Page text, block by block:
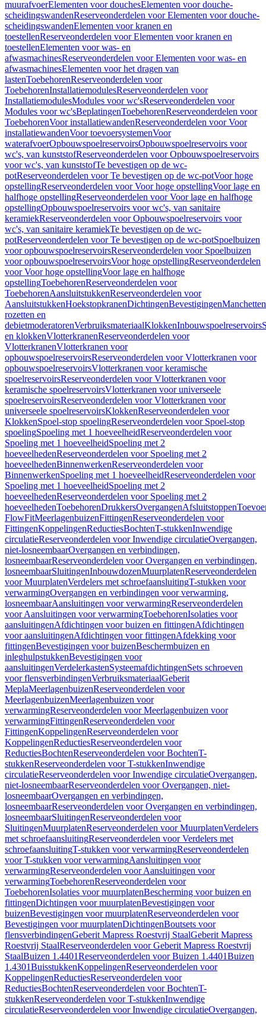
muurafvoerElementen voor douchesElementen voor douche-
scheidingswandenReserveonderdelen voor Elementen voor douche-
scheidingswandenElementen voor kranen en
toestellenReserveonderdelen voor Elementen voor kranen en
toestellenElementen voor was- en
afwasmachinesReserveonderdelen voor Elementen voor was- en
afwasmachinesElementen voor het dragen van
lastenToebehorenReserveonderdelen voor
ToebehorenInstallatiemodulesReserveonderdelen voor
InstallatiemodulesModules voor wc'sReserveonderdelen voor
Modules voor wc'sBeplatingenToebehorenReserveonderdelen voor
ToebehorenVoor installatiewandenReserveonderdelen voor Voor
installatiewandenVoor toevoersystemenVoor
waterafvoerOpbouwspoelreservoirsOpbouwspoelreservoirs voor
wc's, van kunststofReserveonderdelen voor Opbouwspoelreservoirs
voor wc's, van kunststofTe bevestigen op de wc-
potReserveonderdelen voor Te bevestigen op de wc-potVoor hoge
opstellingReserveonderdelen voor Voor hoge opstellingVoor lage en
halfhoge opstellingReserveonderdelen voor Voor lage en halfhoge
opstellingOpbouwspoelreservoirs voor wc's, van sanitaire
keramiekReserveonderdelen voor Opbouwspoelreservoirs voor
wc's, van sanitaire keramiekTe bevestigen op de wc-
potReserveonderdelen voor Te bevestigen op de wc-potSpoelbuizen
voor opbouwspoelreservoirsReserveonderdelen voor Spoelbuizen
voor opbouwspoelreservoirsVoor hoge opstellingReserveonderdelen
voor Voor hoge opstellingVoor lage en halfhoge
opstellingToebehorenReserveonderdelen voor
ToebehorenAansluitstukkenReserveonderdelen voor
AansluitstukkenHoekstopkranenDichtingenBevestigingenManchetten
rozetten en
debietmoderatorenVerbruiksmateriaalKlokkenInbouwspoelreservoirs
en klokkenVlotterkranenReserveonderdelen voor
VlotterkranenVlotterkranen voor
opbouwspoelreservoirsReserveonderdelen voor Vlotterkranen voor
opbouwspoelreservoirsVlotterkranen voor keramische
spoelreservoirsReserveonderdelen voor Vlotterkranen voor
keramische spoelreservoirsVlotterkranen voor universeele
spoelreservoirsReserveonderdelen voor Vlotterkranen voor
universeele spoelreservoirsKlokkenReserveonderdelen voor
KlokkenSpoel-stop spoelingReserveonderdelen voor Spoel-stop
spoelingSpoeling met 1 hoeveelheidReserveonderdelen voor
Spoeling met 1 hoeveelheidSpoeling met 2
hoeveelhedenReserveonderdelen voor Spoeling met 2
hoeveelhedenBinnenwerkenReserveonderdelen voor
BinnenwerkenSpoeling met 1 hoeveelheidReserveonderdelen voor
Spoeling met 1 hoeveelheidSpoeling met 2
hoeveelhedenReserveonderdelen voor Spoeling met 2
hoeveelhedenToebehorenDrukkersOvergangenAfsluitstoppen
FlowFitMeerlagenbuizenFittingenReserveonderdelen voor
FittingenKoppelingenReductiesBochtenT-stukkenInwendige
circulatieReserveonderdelen voor Inwendige circulatieOvergangen,
niet-losneembaarOvergangen en verbindingen,
losneembaarReserveonderdelen voor Overgangen en verbindingen,
losneembaarSluitingenInbouwdozenMuurplatenReserveonderdelen
voor MuurplatenVerdelers met schroefaansluitingT-stukken voor
verwarmingOvergangen en verbindingen voor verwarming,
losneembaarAansluitingen voor verwarmingReserveonderdelen
voor Aansluitingen voor verwarmingToebehorenIsolaties voor
aansluitingenAfdichtingen voor buizen en fittingenAfdichtingen
voor aansluitingenAfdichtingen voor fittingenAfdekking voor
fittingenBevestigingen voor buizenBeschermbuizen en
inleghulpstukkenBevestigingen voor
aansluitingenVerdelerkastenSysteemafdichtingenSets schroeven
voor flensverbindingenVerbruiksmateriaalGeberit
MeplaMeerlagenbuizenReserveonderdelen voor
MeerlagenbuizenMeerlagenbuizen voor
verwarmingReserveonderdelen voor Meerlagenbuizen voor
verwarmingFittingenReserveonderdelen voor
FittingenKoppelingenReserveonderdelen voor
KoppelingenReductiesReserveonderdelen voor
ReductiesBochtenReserveonderdelen voor BochtenT-
stukkenReserveonderdelen voor T-stukkenInwendige
circulatieReserveonderdelen voor Inwendige circulatieOvergangen,
niet-losneembaarReserveonderdelen voor Overgangen, niet-
losneembaarOvergangen en verbindingen,
losneembaarReserveonderdelen voor Overgangen en verbindingen,
losneembaarSluitingenReserveonderdelen voor
SluitingenMuurplatenReserveonderdelen voor MuurplatenVerdelers
met schroefaansluitingReserveonderdelen voor Verdelers met
schroefaansluitingT-stukken voor verwarmingReserveonderdelen
voor T-stukken voor verwarmingAansluitingen voor
verwarmingReserveonderdelen voor Aansluitingen voor
verwarmingToebehorenReserveonderdelen voor
ToebehorenIsolaties voor muurplatenBescherming voor buizen en
fittingenDichtingen voor muurplatenBevestigingen voor
buizenBevestigingen voor muurplatenReserveonderdelen voor
Bevestigingen voor muurplatenDichtingenBoutsets voor
flensverbindingenGeberit Mapress Roestvrij StaalGeberit Mapress
Roestvrij StaalReserveonderdelen voor Geberit Mapress Roestvrij
StaalBuizen 1.4401Reserveonderdelen voor Buizen 1.4401Buizen
1.4301BuisstukkenKoppelingenReserveonderdelen voor
KoppelingenReductiesReserveonderdelen voor
ReductiesBochtenReserveonderdelen voor BochtenT-
stukkenReserveonderdelen voor T-stukkenInwendige
circulatieReserveonderdelen voor Inwendige circulatieOvergangen,